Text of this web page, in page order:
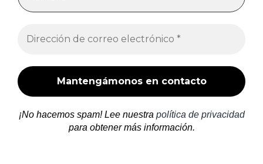
¡No hacemos spam! Lee nuestra política de privacidad
para obtener más información.